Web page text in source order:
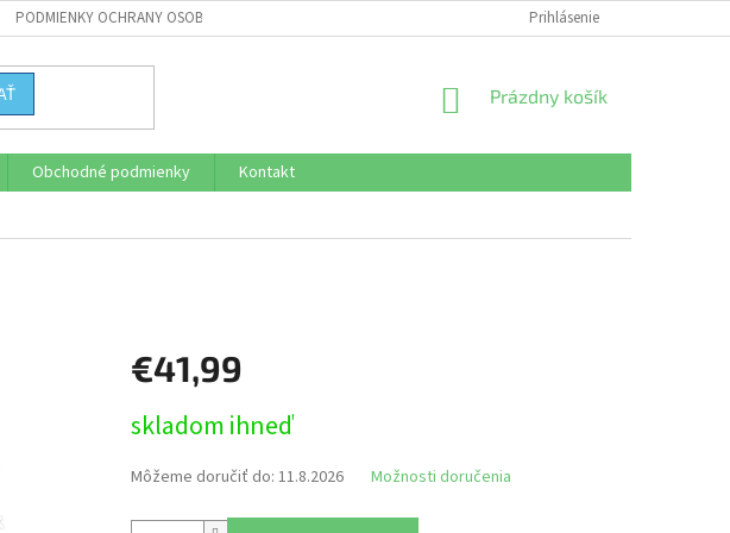
PODMIENKY OCHRANY OSOBNÝCH ÚDAJOV Prihlásenie
NÁKUPNÝ
Prázdny košík
Obchodné podmienky
Kontakt
€41,99
cena:
skladom ihneď
Môžeme doručiť do: 11.8.2026 Možnosti doručenia